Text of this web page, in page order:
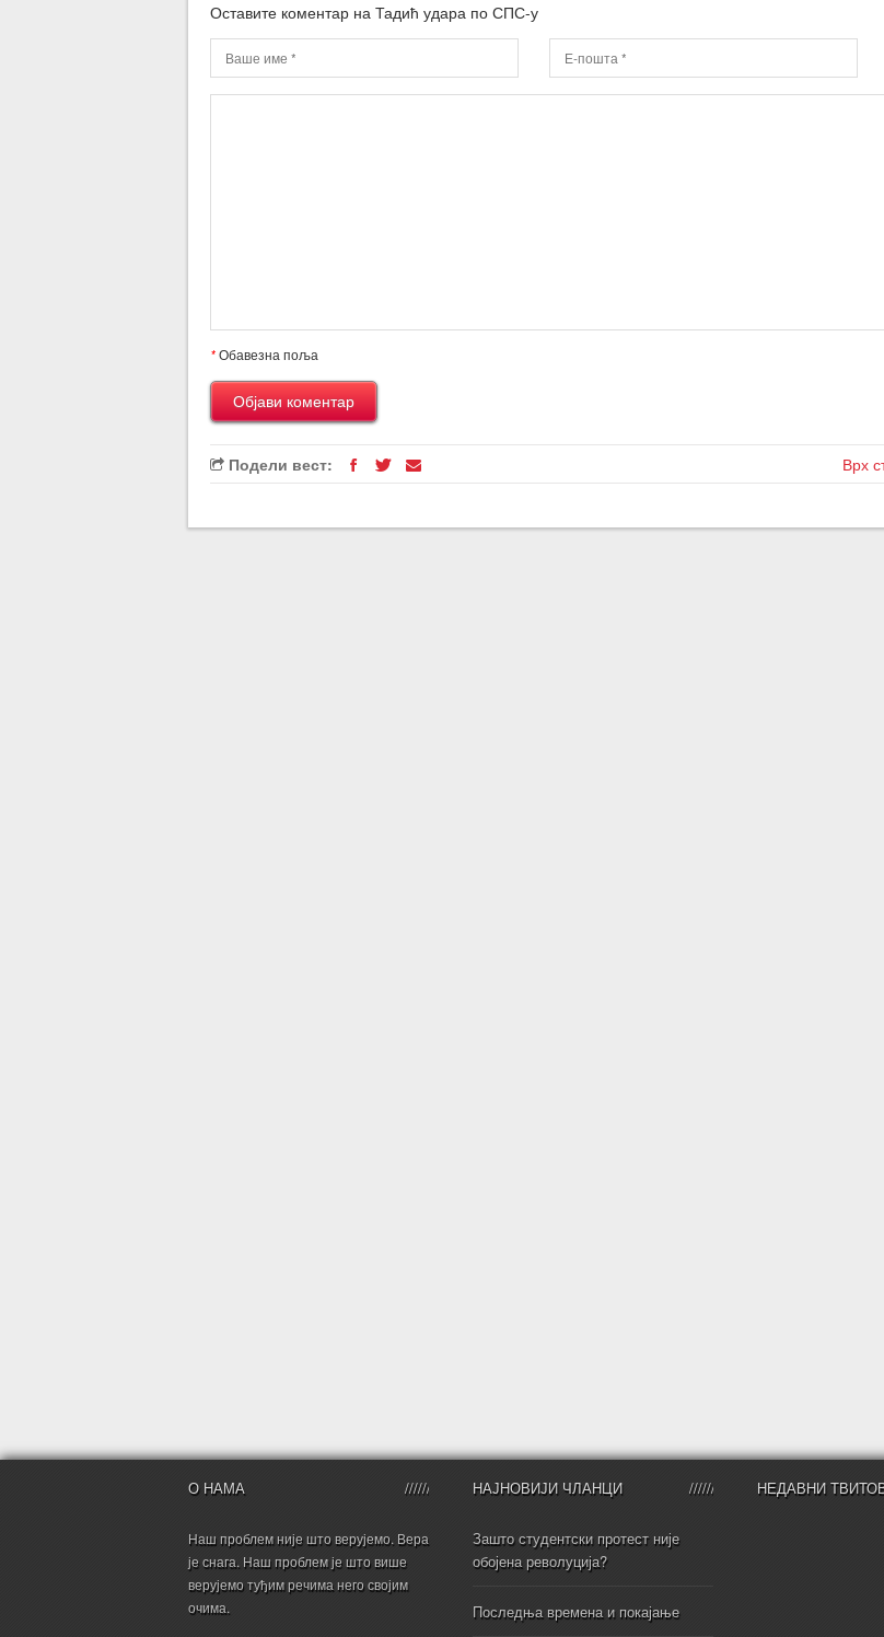
Оставите коментар на Тадић удара по СПС-у
*Обавезна поља
Подели вест: Врх
О НАМА
Наш проблем није што верујемо. Вера
је снага. Наш проблем је што више
верујемо туђим речима него својим
очима.
НАЈНОВИЈИ ЧЛАНЦИ
Зашто студентски протест није
обојена револуција?
Последња времена и покајање
НЕДАВНИ